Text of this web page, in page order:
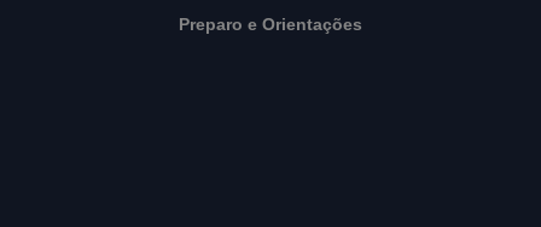
Preparo e Orientações